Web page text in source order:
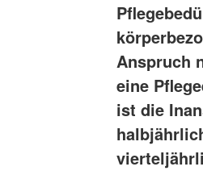
Anspruch
eine
ist die